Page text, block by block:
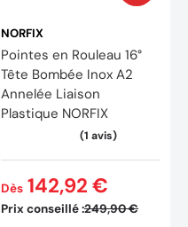
NORFIX
Pointes en Rouleau 16°
Tête Bombée Inox A2
Annelée Liaison
Plastique NORFIX
Prix conseillé :249,90 €
Dès 142,92 €